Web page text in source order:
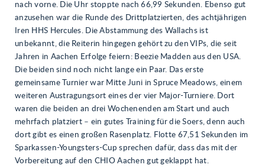
nach vorne. Die Uhr stoppte nach 66,99 Sekunden. Ebenso gut
anzusehen war die Runde des Drittplatzierten, des achtjährigen
Iren HHS Hercules. Die Abstammung des Wallachs ist
unbekannt, die Reiterin hingegen gehört zu den VIPs, die seit
Jahren in Aachen Erfolge feiern: Beezie Madden aus den USA.
Die beiden sind noch nicht lange ein Paar. Das erste
gemeinsame Turnier war Mitte Juni in Spruce Meadows, einem
weiteren Austragungsort eines der vier Major-Turniere. Dort
waren die beiden an drei Wochenenden am Start und auch
mehrfach platziert – ein gutes Training für die Soers, denn auch
dort gibt es einen großen Rasenplatz. Flotte 67,51 Sekunden im
Sparkassen-Youngsters-Cup sprechen dafür, dass das mit der
Vorbereitung auf den CHIO Aachen gut geklappt hat.